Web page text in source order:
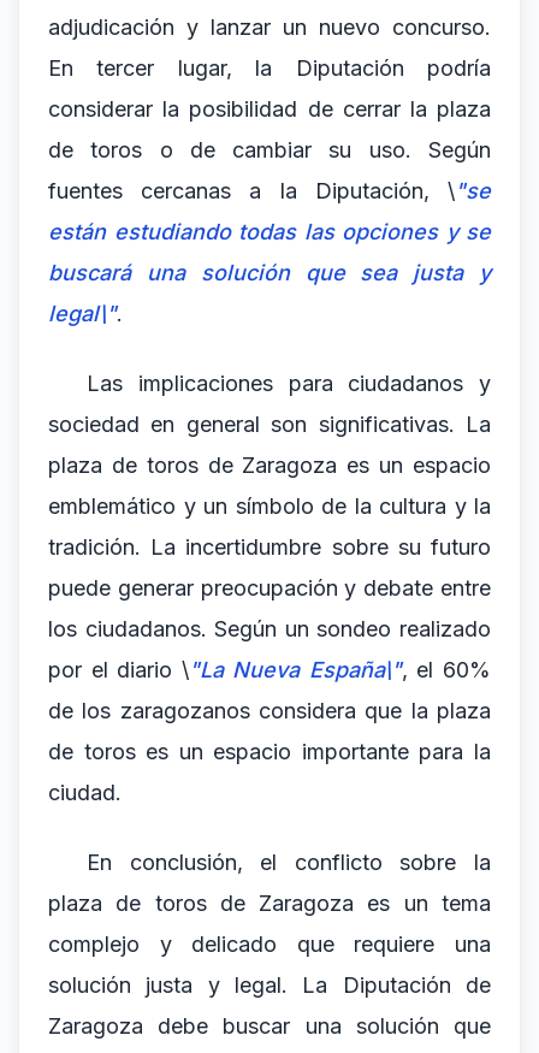
adjudicación y lanzar un nuevo concurso.
En tercer lugar, la Diputación podría
considerar la posibilidad de cerrar la plaza
de toros o de cambiar su uso. Según
fuentes cercanas a la Diputación, \"se
están estudiando todas las opciones y se
buscará una solución que sea justa y
legal\".
Las implicaciones para ciudadanos y
sociedad en general son significativas. La
plaza de toros de Zaragoza es un espacio
emblemático y un símbolo de la cultura y la
tradición. La incertidumbre sobre su futuro
puede generar preocupación y debate entre
los ciudadanos. Según un sondeo realizado
por el diario \"La Nueva España\", el 60%
de los zaragozanos considera que la plaza
de toros es un espacio importante para la
ciudad.
En conclusión, el conflicto sobre la
plaza de toros de Zaragoza es un tema
complejo y delicado que requiere una
solución justa y legal. La Diputación de
Zaragoza debe buscar una solución que